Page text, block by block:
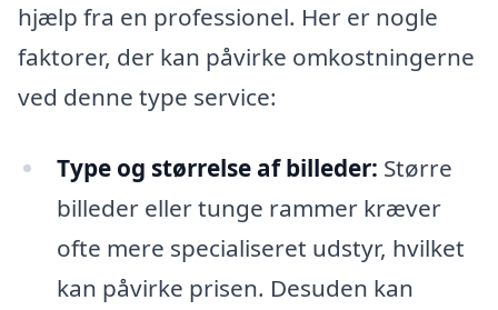
hjælp fra en professionel. Her er nogle
faktorer, der kan påvirke omkostningerne
ved denne type service:
Type og størrelse af billeder: Større
billeder eller tunge rammer kræver
ofte mere specialiseret udstyr, hvilket
kan påvirke prisen. Desuden kan